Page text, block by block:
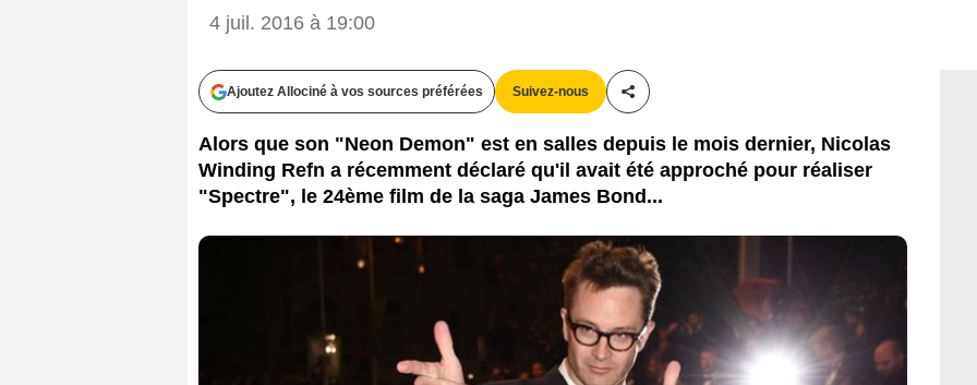
4 juil. 2016 à 19:00
Ajoutez Allociné à vos sources préférées Suivez-nous
Partager cet article
Alors que son "Neon Demon" est en salles depuis le mois dernier, Nicolas
Winding Refn a récemment déclaré qu'il avait été approché pour réaliser
"Spectre", le 24ème film de la saga James Bond...